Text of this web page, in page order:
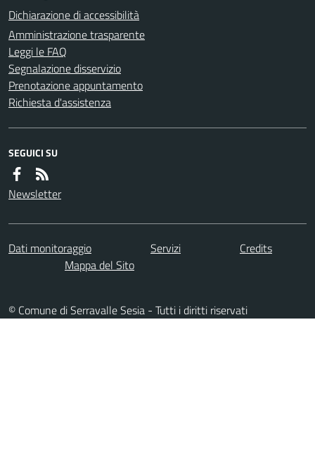
Dichiarazione di accessibilità
Amministrazione trasparente
Leggi le FAQ
Segnalazione disservizio
Prenotazione appuntamento
Richiesta d'assistenza
SEGUICI SU
Newsletter
Dati monitoraggio Servizi
Credits
Mappa del Sito
© Comune di Serravalle Sesia - Tutti i diritti riservati